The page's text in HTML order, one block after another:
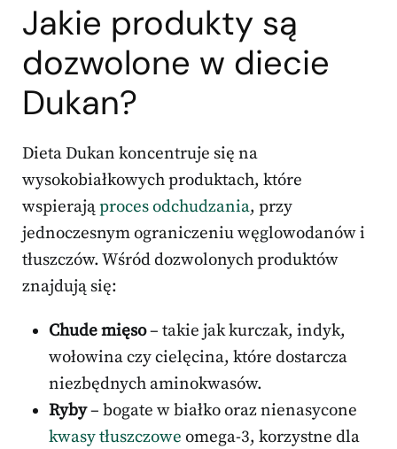
Jakie produkty są
dozwolone w diecie
Dukan?
Dieta Dukan koncentruje się na
wysokobiałkowych produktach, które
wspierająproces odchudzania, przy
jednoczesnym ograniczeniu węglowodanów i
tłuszczów. Wśród dozwolonych produktów
znajdują się:
Chude mięso– takie jak kurczak, indyk,
wołowina czy cielęcina, które dostarcza
niezbędnych aminokwasów.
Ryby– bogate w białko oraz nienasycone
kwasy tłuszczowe omega-3, korzystne dla